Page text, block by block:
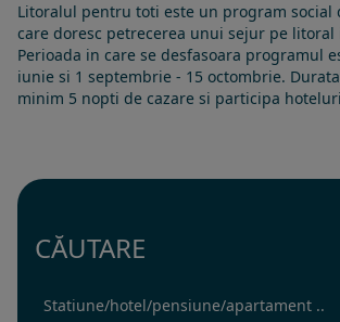
Litoralul pentru toti este un program
care doresc petrecerea unui sejur pe litoral
Perioada in care se desfasoara programul
iunie si 1 septembrie - 15 octombrie.
minim 5 nopti de cazare si participa
CĂUTARE